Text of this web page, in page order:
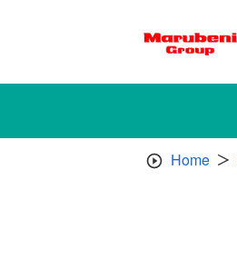
Home